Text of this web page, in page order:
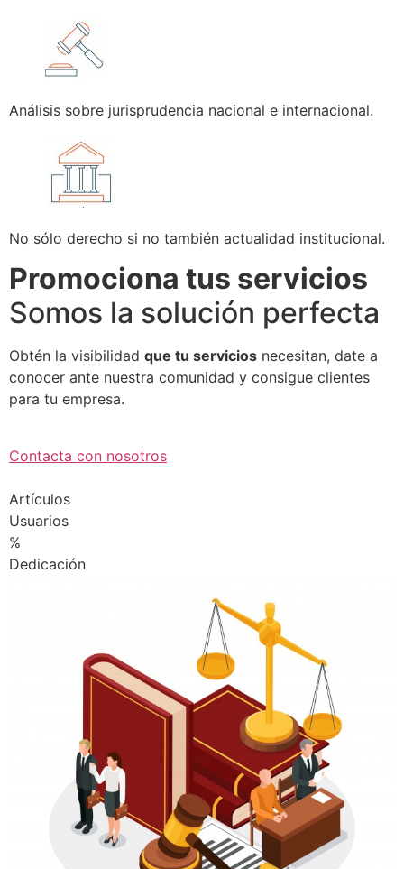
Análisis sobre jurisprudencia nacional e internacional.
No sólo derecho si no también actualidad institucional.
Promociona tus servicios
Somos la solución perfecta
Obtén la visibilidad que tu servicios necesitan, date a
conocer ante nuestra comunidad y consigue clientes
para tu empresa.
Contacta con nosotros
Artículos
Usuarios
%
Dedicación